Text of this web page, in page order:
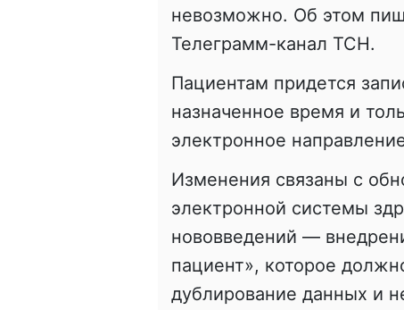
невозможно. Об этом
Телеграмм-канал ТСН.
Пациентам придется
назначенное время и
электронное
Изменения связаны с
электронной системы
нововведений —
пациент», которое
дублирование данных и